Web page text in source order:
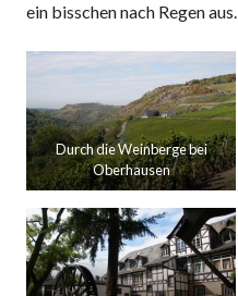
ein bisschen nach Regen aus.
Durch die Weinberge bei
Oberhausen